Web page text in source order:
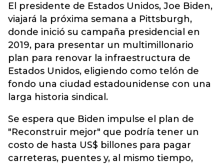
El presidente de Estados Unidos, Joe Biden,
viajará la próxima semana a Pittsburgh,
donde inició su campaña presidencial en
2019, para presentar un multimillonario
plan para renovar la infraestructura de
Estados Unidos, eligiendo como telón de
fondo una ciudad estadounidense con una
larga historia sindical.
Se espera que Biden impulse el plan de
"Reconstruir mejor" que podría tener un
costo de hasta US$ billones para pagar
carreteras, puentes y, al mismo tiempo,